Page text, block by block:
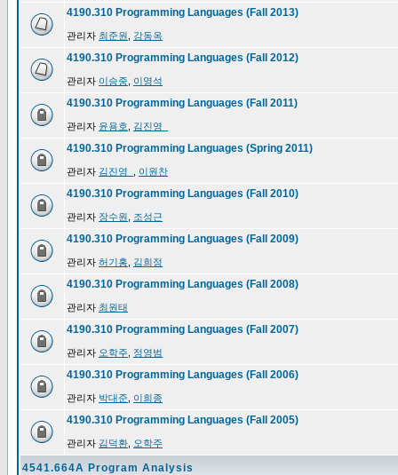
4190.310 Programming Languages (Fall 2013)
관리자 최준원 강동옥
4190.310 Programming Languages (Fall 2012)
관리자 이승중 이영석
4190.310 Programming Languages (Fall 2011)
관리자 윤용호 김진영_
4190.310 Programming Languages (Spring 2011)
관리자 김진영_ 이원찬
4190.310 Programming Languages (Fall 2010)
관리자 장수원 조성근
4190.310 Programming Languages (Fall 2009)
관리자 허기홍 김희정
4190.310 Programming Languages (Fall 2008)
관리자 최원태
4190.310 Programming Languages (Fall 2007)
관리자 오학주 정영범
4190.310 Programming Languages (Fall 2006)
관리자 박대준 이희종
4190.310 Programming Languages (Fall 2005)
관리자 김덕환 오학주
4541.664A Program Analysis